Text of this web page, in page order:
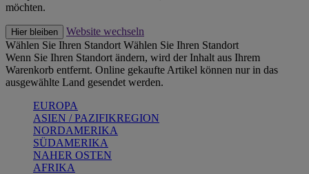
möchten.
Hier bleiben
Website wechseln
Wählen Sie Ihren Standort Wählen Sie Ihren Standort
Wenn Sie Ihren Standort ändern, wird der Inhalt aus Ihrem
Warenkorb entfernt. Online gekaufte Artikel können nur in das
ausgewählte Land gesendet werden.
EUROPA
ASIEN / PAZIFIKREGION
NORDAMERIKA
SÜDAMERIKA
NAHER OSTEN
AFRIKA